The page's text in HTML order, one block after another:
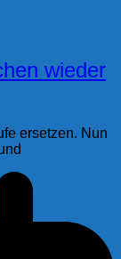
wieder
ersetzen. Nun